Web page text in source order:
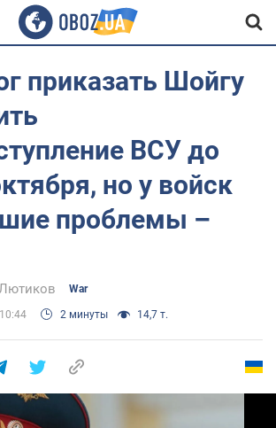
приказать Шойгу
ВСУ до
но у войск
проблемы –
War
2 минуты 14,7 т.